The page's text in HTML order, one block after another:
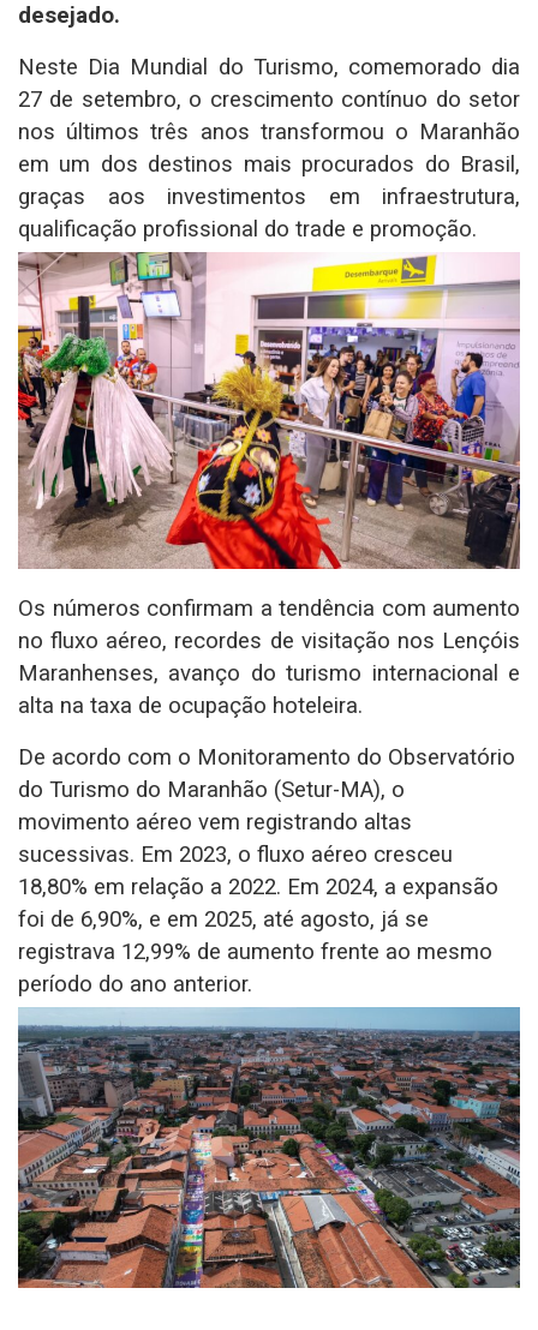
desejado.
Neste Dia Mundial do Turismo, comemorado dia
27 de setembro, o crescimento contínuo do setor
nos últimos três anos transformou o Maranhão
em um dos destinos mais procurados do Brasil,
graças aos investimentos em infraestrutura,
qualificação profissional do trade e promoção.
Os números confirmam a tendência com aumento
no fluxo aéreo, recordes de visitação nos Lençóis
Maranhenses, avanço do turismo internacional e
alta na taxa de ocupação hoteleira.
De acordo com o Monitoramento do Observatório
do Turismo do Maranhão (Setur-MA), o
movimento aéreo vem registrando altas
sucessivas. Em 2023, o fluxo aéreo cresceu
18,80% em relação a 2022. Em 2024, a expansão
foi de 6,90%, e em 2025, até agosto, já se
registrava 12,99% de aumento frente ao mesmo
período do ano anterior.